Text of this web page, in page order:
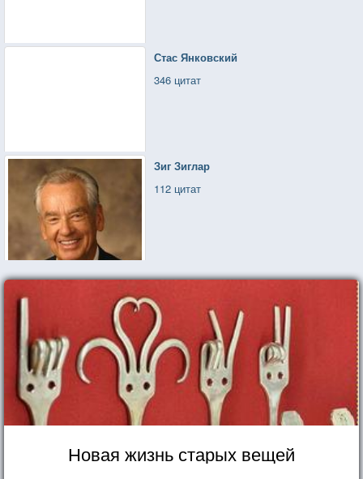
Стас Янковский
346 цитат
Зиг Зиглар
112 цитат
Новая жизнь старых вещей